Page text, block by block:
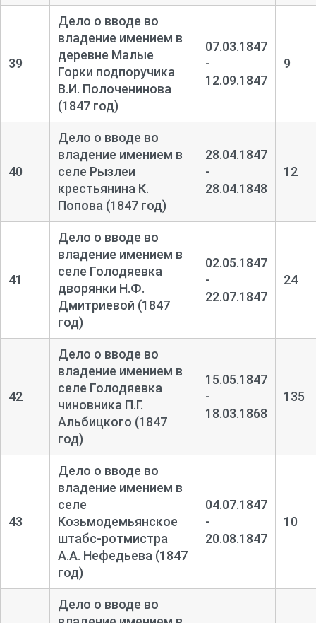
39
Дело о вводе во
владение имением в
деревне Малые
Горки подпоручика
В.И. Полоченинова
(1847 год)
07.03.1847
-
12.09.1847
9
40
Дело о вводе во
владение имением в
селе Рызлеи
крестьянина К.
Попова (1847 год)
28.04.1847
-
28.04.1848
12
41
Дело о вводе во
владение имением в
селе Голодяевка
дворянки Н.Ф.
Дмитриевой (1847
год)
02.05.1847
-
22.07.1847
24
42
Дело о вводе во
владение имением в
селе Голодяевка
чиновника П.Г.
Альбицкого (1847
год)
15.05.1847
-
18.03.1868
135
43
Дело о вводе во
владение имением в
селе
Козьмодемьянское
штабс-ротмистра
А.А. Нефедьева (1847
год)
04.07.1847
-
20.08.1847
10
Дело о вводе во